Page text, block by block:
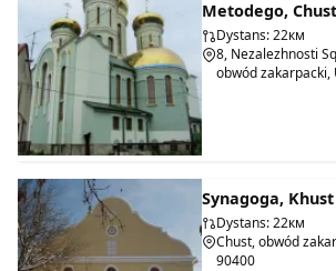
Metodego, Chust
Dystans: 22км
8, Nezalezhnosti
obwód zakarpacki,
Synagoga, Khust
Dystans: 22км
Chust, obwód
90400